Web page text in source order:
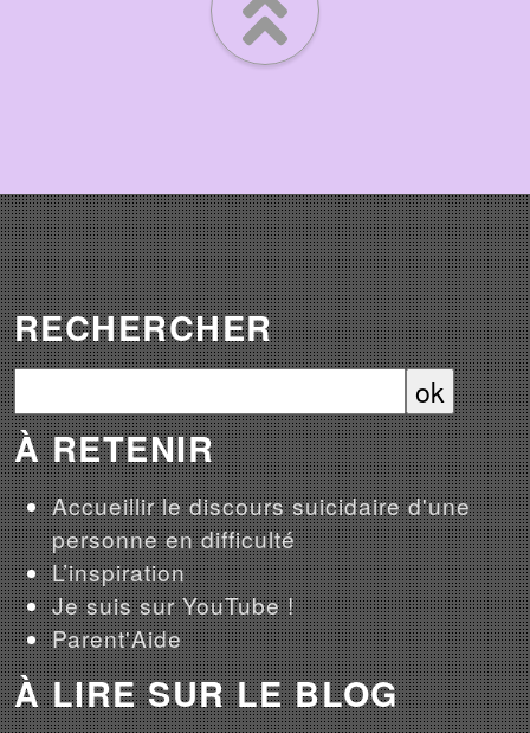
RECHERCHER
À RETENIR
Accueillir le discours suicidaire d'une
personne en difficulté
L’inspiration
Je suis sur YouTube !
Parent'Aide
À LIRE SUR LE BLOG